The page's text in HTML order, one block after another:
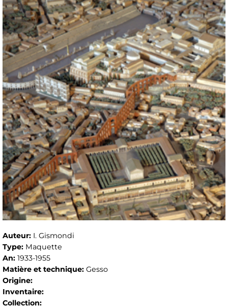
Auteur: I. Gismondi
Type: Maquette
An: 1933-1955
Matière et technique: Gesso
Origine:
Inventaire:
Collection: